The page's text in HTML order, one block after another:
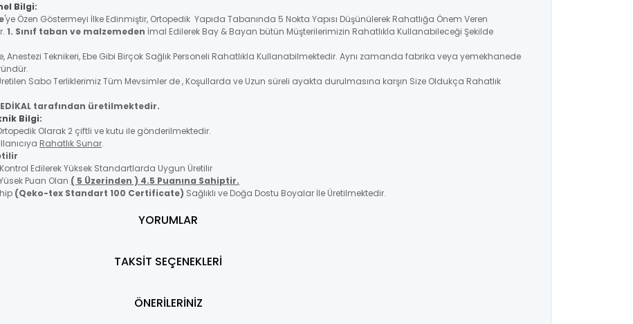
Bilgi:
'ye Özen Göstermeyi İlke Edinmiştir, Ortopedik Yapıda Tabanında 5 Nokta Yapısı Düşünülerek Rahatlığa Önem Veren
1. Sınıf taban ve malzemeden İmal Edilerek Bay & Bayan bütün Müşterilerimizin Rahatlıkla Kullanabileceği Şekilde
Anestezi Teknikeri, Ebe Gibi Birçok Sağlık Personeli Rahatlıkla Kullanabilmektedir. Aynı zamanda fabrika veya yemekhanede
Sabo Terliklerimiz Tüm Mevsimler de , Koşullarda ve Uzun süreli ayakta durulmasına karşın Size Oldukça Rahatlık
tarafından üretilmektedir.
Bilgi:
Olarak 2 çiftli ve kutu ile gönderilmektedir.
Rahatlık Sunar.
Edilerek Yüksek Standartlarda Uygun Üretilir
Puan Olan ( 5 Üzerinden ) 4.5 Puanına Sahiptir.
(Qeko-tex Standart 100 Certificate) Sağlıklı ve Doğa Dostu Boyalar İle Üretilmektedir.
YORUMLAR
TAKSİT SEÇENEKLERİ
ÖNERİLERİNİZ